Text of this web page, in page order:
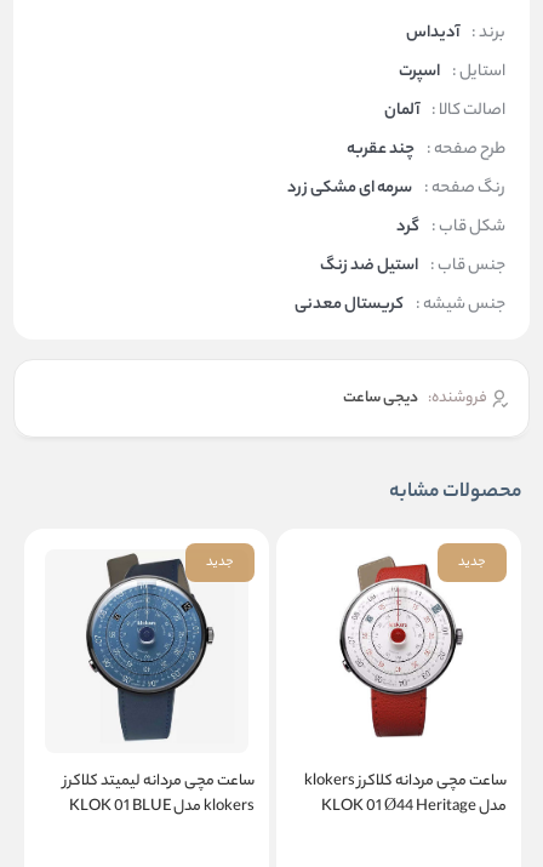
برند : آدیداس
استایل : اسپرت
اصالت کالا : آلمان
طرح صفحه : چند عقربه
رنگ صفحه : سرمه ای مشکی زرد
شکل قاب : گرد
جنس قاب : استیل ضد زنگ
جنس شیشه : کریستال معدنی
فروشنده: دیجی ساعت
محصولات مشابه
جدید
ساعت مچی مردانه کلاکرز klokers
مدل KLOK 01 Ø44 Heritage
جدید
ساعت مچی مردانه لیمیتد کلاکرز
klokers مدل KLOK 01 BLUE